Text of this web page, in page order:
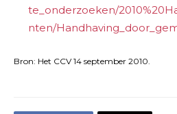
te_onderzoeken/
nten/
Bron: Het CCV 14 september 2010.